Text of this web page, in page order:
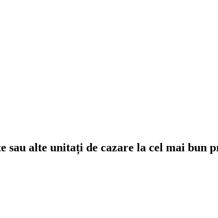
sau alte unitați de cazare la cel mai bun